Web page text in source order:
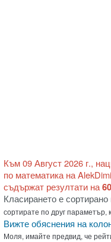
Към 09 Август 2026 г.,
по математика на
съдържат резултати на
Класирането е сортирано
сортирате по друг параметър,
Вижте обяснения на
Моля, имайте предвид, че